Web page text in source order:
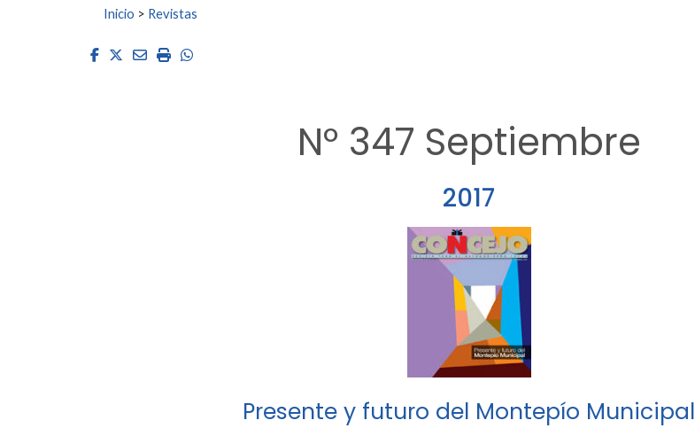
Buscar:
Inicio > Revistas
Facebook
Twitter
EmailImprimirWhatsapp
Nº 347 Septiembre
2017
Presente y futuro del Montepío Municipal